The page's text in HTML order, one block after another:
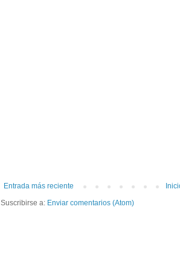
Entrada más reciente
Suscribirse a: Enviar comentarios (Atom)